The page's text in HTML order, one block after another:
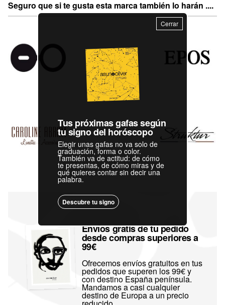
Seguro que si te gusta esta marca también lo harán ....
Envíos gratis de tu pedido
desde compras superiores a
99€
Ofrecemos envíos gratuitos en tus
pedidos que superen los 99€ y
con destino España península.
Mandamos a casi cualquier
destino de Europa a un precio
Cerrar
Tus próximas gafas según
tu signo del horóscopo
Elegir unas gafas no va solo de
graduación, forma o color.
También va de actitud: de cómo
te presentas, de cómo miras y de
qué quieres contar sin decir una
palabra.
Descubre tu signo